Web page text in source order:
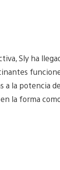
Sly ha
la potencia
la forma